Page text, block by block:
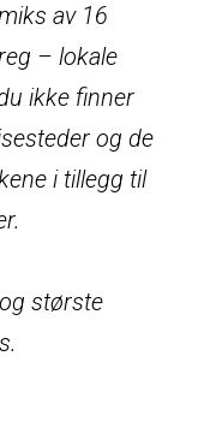
av 16
– lokale
ikke finner
og de
i tillegg til
største